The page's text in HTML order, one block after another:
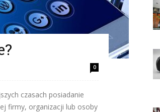
0
czasach posiadanie
firmy, organizacji lub osoby